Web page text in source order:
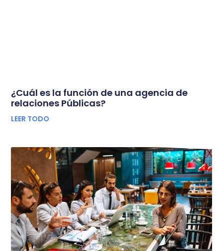
¿Cuál es la función de una agencia de
relaciones Públicas?
LEER TODO